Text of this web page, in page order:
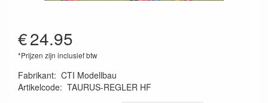
€24.95
*Prijzen zijn inclusief btw
Fabrikant: CTI Modellbau
Artikelcode: TAURUS-REGLER HF